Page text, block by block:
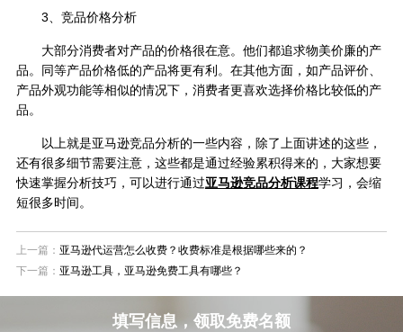
3、竞品价格分析
大部分消费者对产品的价格很在意。他们都追求物美价廉的产
品。同等产品价格低的产品将更有利。在其他方面，如产品评价、
产品外观功能等相似的情况下，消费者更喜欢选择价格比较低的产
品。
以上就是亚马逊竞品分析的一些内容，除了上面讲述的这些，
还有很多细节需要注意，这些都是通过经验累积得来的，大家想要
快速掌握分析技巧，可以进行通过亚马逊竞品分析课程学习，会缩
短很多时间。
上一篇： 亚马逊代运营怎么收费？收费标准是根据哪些来的？
下一篇： 亚马逊工具，亚马逊免费工具有哪些？
填写信息，领取免费名额